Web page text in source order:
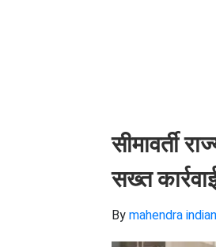
सीमावर्ती
सख्त
By mahendra